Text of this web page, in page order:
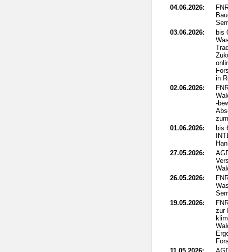
04.06.2026:
03.06.2026:
bis
in
02.06.2026:
-
01.06.2026:
bis
27.05.2026:
26.05.2026:
19.05.2026:
zur